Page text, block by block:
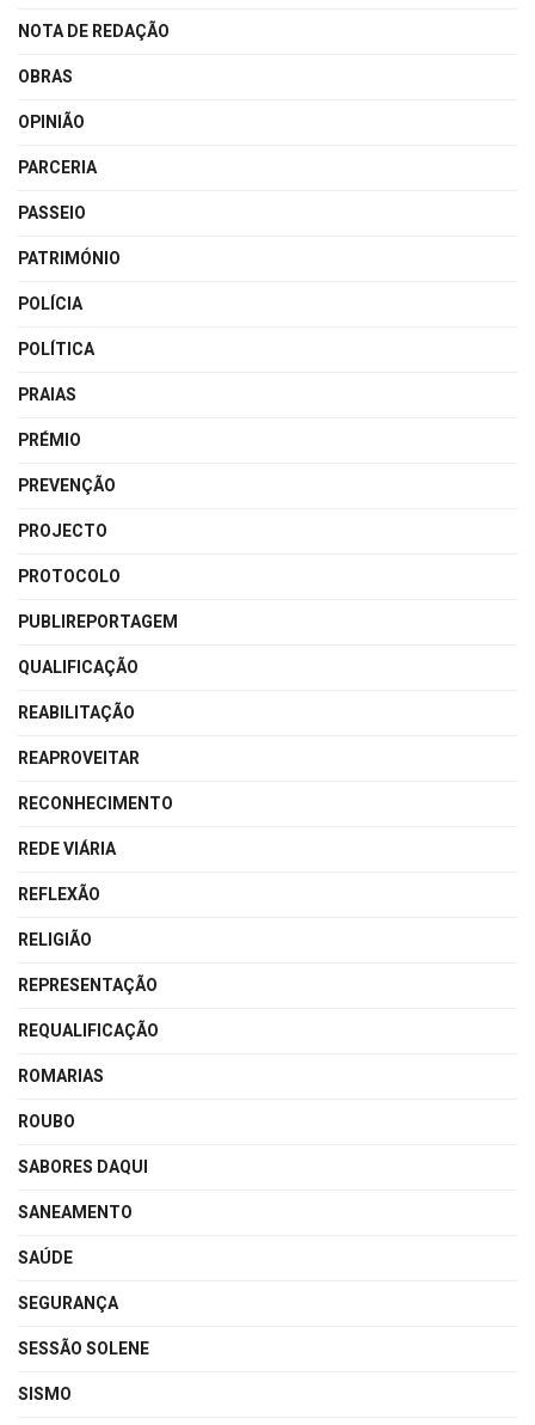
NOTA DE REDAÇÃO
OBRAS
OPINIÃO
PARCERIA
PASSEIO
PATRIMÓNIO
POLÍCIA
POLÍTICA
PRAIAS
PRÉMIO
PREVENÇÃO
PROJECTO
PROTOCOLO
PUBLIREPORTAGEM
QUALIFICAÇÃO
REABILITAÇÃO
REAPROVEITAR
RECONHECIMENTO
REDE VIÁRIA
REFLEXÃO
RELIGIÃO
REPRESENTAÇÃO
REQUALIFICAÇÃO
ROMARIAS
ROUBO
SABORES DAQUI
SANEAMENTO
SAÚDE
SEGURANÇA
SESSÃO SOLENE
SISMO